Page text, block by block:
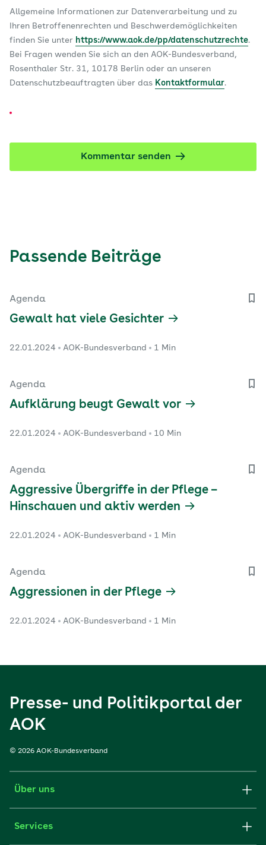
Allgemeine Informationen zur Datenverarbeitung und zu
Ihren Betroffenenrechten und Beschwerdemöglichkeiten
finden Sie unter https://www.aok.de/pp/datenschutzrechte.
Bei Fragen wenden Sie sich an den AOK-Bundesverband,
Rosenthaler Str. 31, 10178 Berlin oder an unseren
Datenschutzbeauftragten über das Kontaktformular.
Kommentar senden
Passende Beiträge
Agenda
Gewalt hat viele Gesichter
22.01.2024 AOK-Bundesverband 1 Min
Agenda
Aufklärung beugt Gewalt vor
22.01.2024 AOK-Bundesverband 10 Min
Agenda
Aggressive Übergriffe in der Pflege –
Hinschauen und aktiv werden
22.01.2024 AOK-Bundesverband 1 Min
Agenda
Aggressionen in der Pflege
22.01.2024 AOK-Bundesverband 1 Min
Presse- und Politikportal der
AOK
© 2026 AOK-Bundesverband
Über uns
Services